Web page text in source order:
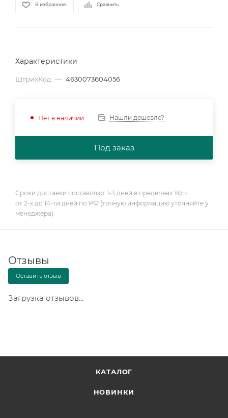
В избранное Сравнить
Характеристики
ШтрихКод — 4630073604056
Нет в наличии Нашли дешевле?
Под заказ
Сроки доставки составляют 1-3 дней в пределеах Уфы
от 2-х до 14-ти дней по РФ (точную информацию уточняйте у
менеджера).
Отзывы
Оставить отзыв
Загрузка отзывов...
КАТАЛОГ
НОВИНКИ